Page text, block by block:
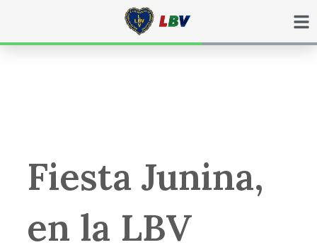
Fiesta Junina,
en la LBV